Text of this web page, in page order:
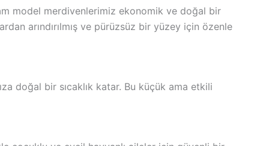
model merdivenlerimiz ekonomik ve doğal bir
arındırılmış ve pürüzsüz bir yüzey için özenle
doğal bir sıcaklık katar. Bu küçük ama etkili